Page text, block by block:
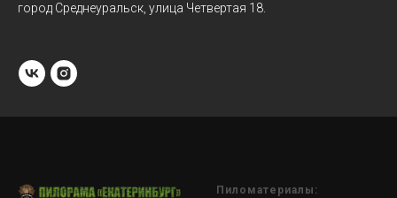
город Среднеуральск, улица Четвертая 18.
Пиломатериалы: